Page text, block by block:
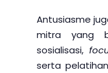
Antusiasme
mitra yang
sosialisasi,
serta